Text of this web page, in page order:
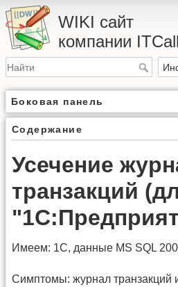
WIKI сайт
компании ITCall
Боковая панель
Содержание
Усечение
транзакций
Имеем: 1С, данные MS SQL
Симптомы: журнал транзакций